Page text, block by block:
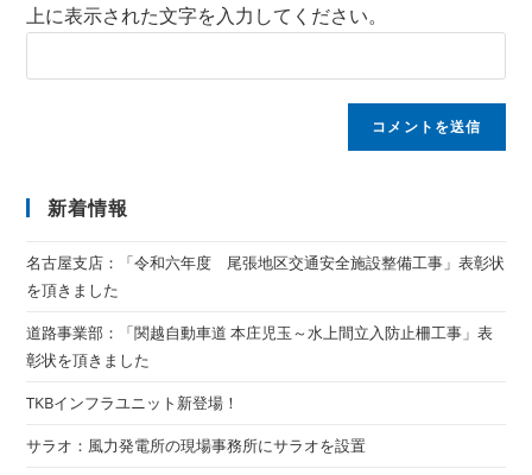
上に表示された文字を入力してください。
新着情報
名古屋支店：「令和六年度 尾張地区交通安全施設整備工事」表彰状
を頂きました
道路事業部：「関越自動車道 本庄児玉～水上間立入防止柵工事」表
彰状を頂きました
TKBインフラユニット新登場！
サラオ：風力発電所の現場事務所にサラオを設置